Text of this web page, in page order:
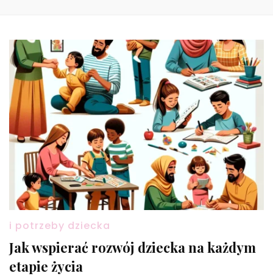
i potrzeby dziecka
Jak wspierać rozwój dziecka na każdym
etapie życia